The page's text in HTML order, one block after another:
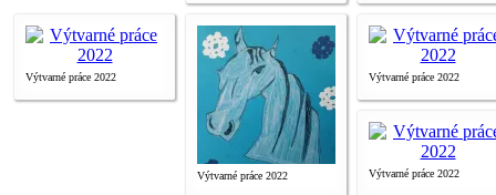
Výtvarné práce 2022
Výtvarné práce 2022
Výtvarné práce 2022
Výtvarné práce 2022